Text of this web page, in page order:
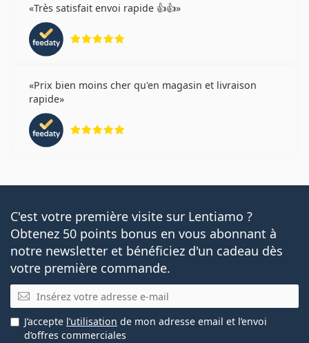
Très satisfait envoi rapide 👍👍
Prix bien moins cher qu'en magasin et livraison
rapide
C'est votre première visite sur Lentiamo ?
Obtenez 50 points bonus en vous abonnant à
notre newsletter et bénéficiez d'un cadeau dès
votre première commande.
E-mail
J’accepte l’utilisation de mon adresse email et l’envoi
d’offres commerciales